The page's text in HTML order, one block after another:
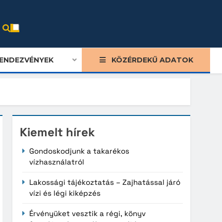
KÖZÉRDEKŰ ADATOK
Kiemelt hírek
Gondoskodjunk a takarékos
vízhasználatról
Lakossági tájékoztatás – Zajhatással járó
vízi és légi kiképzés
Érvényüket vesztik a régi, könyv